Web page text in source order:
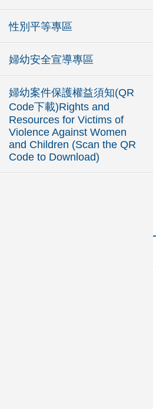
性別平等專區
婦幼安全宣導專區
婦幼案件保護權益須知(QR
Code下載)Rights and
Resources for Victims of
Violence Against Women
and Children (Scan the QR
Code to Download)